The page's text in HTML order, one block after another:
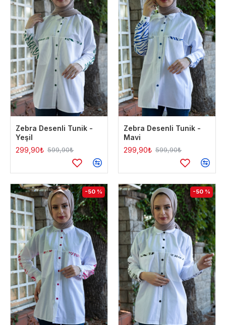
Zebra Desenli Tunik -
Yeşil
299,90₺ 599,90₺
Zebra Desenli Tunik -
Mavi
299,90₺ 599,90₺
-50 % -50 %